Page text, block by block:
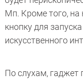
Мп. Кроме того, на
кнопку для
искусственного
По слухам,